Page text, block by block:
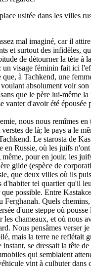
usitée dans les villes
mal imaginé, car il
et surtout des infidèles,
de détourner la tète à
un visage féminin fait ici
à Tachkend, une
absolument voir son
que le père lui-même
vanter d'avoir été épousée
nous nous remîmes en
de là; le pays a le
Le starosta de
en Russie, où les juifs
même, pour en jouir, les
gilde (espèce de
que deux villes où ils
d'habiter tel quartier qu'il
possible. Entre
Ferghanah. Quels
d'une steppe où
les chameaux, et où nous
Nous pensâmes verser
mais la terre ne reflétait
se dressait la tête
qui semblaient
vint à culbuter dans